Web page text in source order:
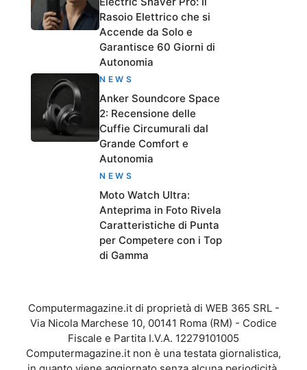
Rasoio Elettrico che si
Accende da Solo e
Garantisce 60 Giorni di
Autonomia
NEWS
Anker Soundcore Space
2: Recensione delle
Cuffie Circumurali dal
Grande Comfort e
Autonomia
NEWS
Moto Watch Ultra:
Anteprima in Foto Rivela
Caratteristiche di Punta
per Competere con i Top
di Gamma
Computermagazine.it di proprietà di WEB 365 SRL -
Via Nicola Marchese 10, 00141 Roma (RM) - Codice
Fiscale e Partita I.V.A. 12279101005
Computermagazine.it non è una testata giornalistica,